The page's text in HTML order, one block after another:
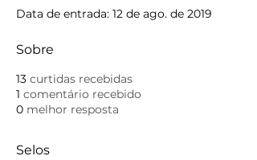
Data de entrada: 12 de ago. de 2019
Sobre
13 curtidas recebidas
1 comentário recebido
0 melhor resposta
Selos